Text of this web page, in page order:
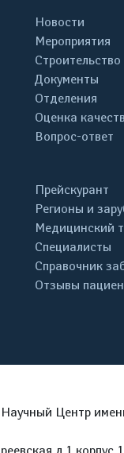
Новости
Мероприятия
Строительство
Документы
Отделения
Оценка
Вопрос-ответ
Прейскурант
Регионы и
Медицинский
Специалисты
Справочник
Отзывы
Центр